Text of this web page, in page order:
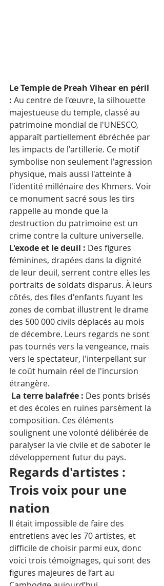
Le Temple de Preah Vihear en péril
: Au centre de l'œuvre, la silhouette
majestueuse du temple, classé au
patrimoine mondial de l'UNESCO,
apparaît partiellement ébréchée par
les impacts de l'artillerie. Ce motif
symbolise non seulement l'agression
physique, mais aussi l'atteinte à
l'identité millénaire des Khmers. Voir
ce monument sacré sous les tirs
rappelle au monde que la
destruction du patrimoine est un
crime contre la culture universelle.
L'exode et le deuil : Des figures
féminines, drapées dans la dignité
de leur deuil, serrent contre elles les
portraits de soldats disparus. À leurs
côtés, des files d'enfants fuyant les
zones de combat illustrent le drame
des 500 000 civils déplacés au mois
de décembre. Leurs regards ne sont
pas tournés vers la vengeance, mais
vers le spectateur, l'interpellant sur
le coût humain réel de l'incursion
étrangère.
La terre balafrée : Des ponts brisés
et des écoles en ruines parsèment la
composition. Ces éléments
soulignent une volonté délibérée de
paralyser la vie civile et de saboter le
développement futur du pays.
Regards d'artistes :
Trois voix pour une
nation
Il était impossible de faire des
entretiens avec les 70 artistes, et
difficile de choisir parmi eux, donc
voici trois témoignages, qui sont des
figures majeures de l’art au